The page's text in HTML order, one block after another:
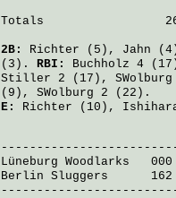
Totals                 26
2B: Richter (5), Jahn
(3). RBI: Buchholz 4
Stiller 2 (17), SWolburg
(9), SWolburg 2 (22).
E: Richter (10),
Lüneburg Woodlarks
Berlin Sluggers